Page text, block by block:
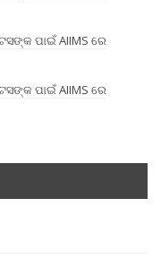
ପାଇଁ AIIMS ରେ
ପାଇଁ AIIMS ରେ